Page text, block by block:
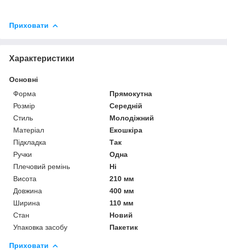
Приховати
Характеристики
Основні
Форма
Прямокутна
Розмір
Середній
Стиль
Молодіжний
Матеріал
Екошкіра
Підкладка
Так
Ручки
Одна
Плечовий ремінь
Ні
Висота
210 мм
Довжина
400 мм
Ширина
110 мм
Стан
Новий
Упаковка засобу
Пакетик
Приховати